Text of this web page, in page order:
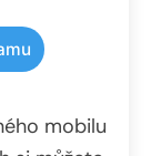
mobilu